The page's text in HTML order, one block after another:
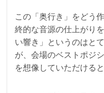
この「奥行き」をどう
終的な音源の仕上がり
い響き」というのはと
が、会場のベストポジ
を想像していただける